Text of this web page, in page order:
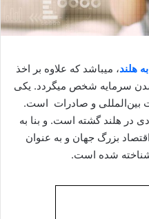
هلند، میباشد که علاوه بر اخذ
شدن سرمایه شخص میگردد. یکی
بین‌المللی و صادرات است.
در هلند گشته است. و بنا به
بزرگ جهان و به عنوان
شناخته شده است.